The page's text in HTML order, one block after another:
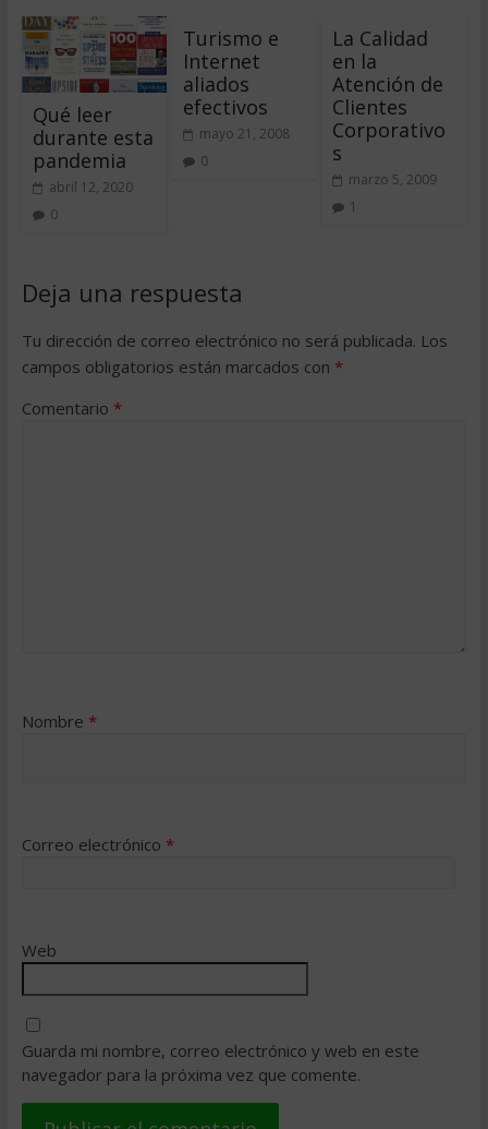
Qué leer
durante esta
pandemia
abril 12, 2020
0
Turismo e
Internet
aliados
efectivos
mayo 21, 2008
0
La Calidad
en la
Atención de
Clientes
Corporativo
s
marzo 5, 2009
1
Deja una respuesta
Tu dirección de correo electrónico no será publicada. Los
campos obligatorios están marcados con *
Comentario *
Nombre *
Correo electrónico *
Web
Guarda mi nombre, correo electrónico y web en este
navegador para la próxima vez que comente.